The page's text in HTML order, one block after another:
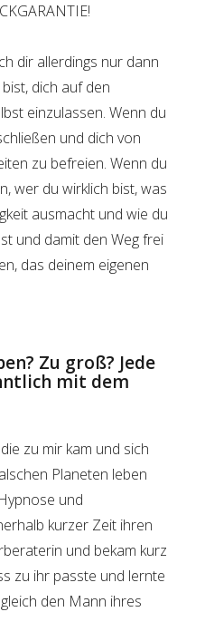
dir allerdings nur dann
dich auf den
einzulassen. Wenn du
und dich von
zu befreien. Wenn du
wer du wirklich bist, was
ausmacht und wie du
und damit den Weg frei
das deinem eigenen
Zu groß? Jede
mit dem
zu mir kam und sich
Planeten leben
und
kurzer Zeit ihren
und bekam kurz
zu ihr passte und lernte
den Mann ihres